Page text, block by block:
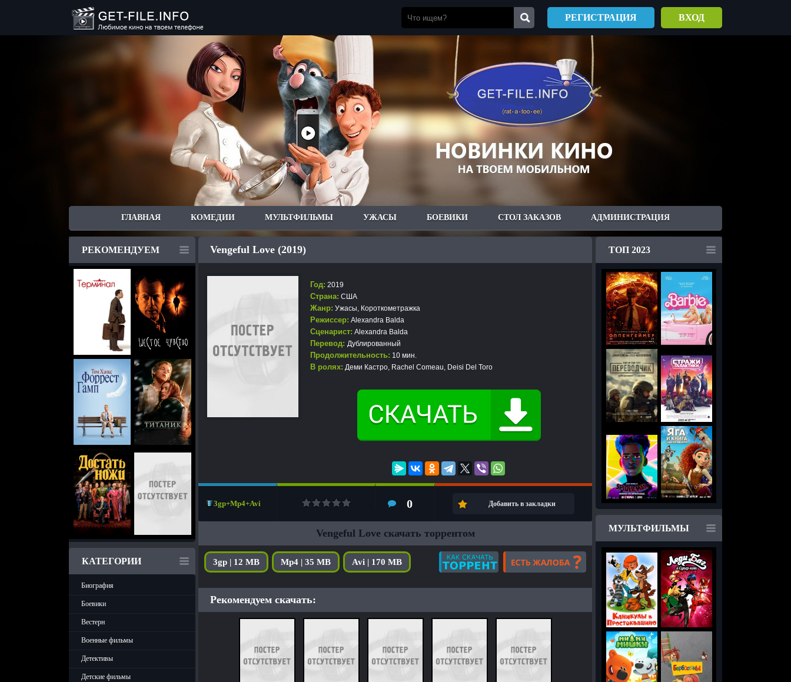
РЕГИСТРАЦИЯ ВХОД
ГЛАВНАЯ КОМЕДИИ МУЛЬТФИЛЬМЫ УЖАСЫ БОЕВИКИ СТОЛ ЗАКАЗОВ АДМИНИСТРАЦИЯ
РЕКОМЕНДУЕМ
КАТЕГОРИИ
Биография
Боевики
Вестерн
Военные фильмы
Детективы
Детские фильмы
Vengeful Love (2019)
Год: 2019
Страна: США
Жанр: Ужасы, Короткометражка
Режиссер: Alexandra Balda
Сценарист: Alexandra Balda
Перевод: Дублированный
Продолжительность: 10 мин.
В ролях: Деми Кастро, Rachel Comeau, Deisi Del Toro
3gp+Mp4+Avi 0 Добавить в закладки
Vengeful Love скачать торрентом
3gp | 12 MB Mp4 | 35 MB Avi | 170 MB
Рекомендуем скачать:
ТОП 2023
МУЛЬТФИЛЬМЫ